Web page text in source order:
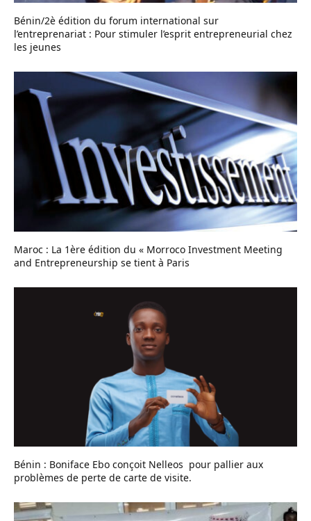
Bénin/2è édition du forum international sur
l’entreprenariat : Pour stimuler l’esprit entrepreneurial chez
les jeunes
Maroc : La 1ère édition du « Morroco Investment Meeting
and Entrepreneurship se tient à Paris
Bénin : Boniface Ebo conçoit Nelleos pour pallier aux
problèmes de perte de carte de visite.